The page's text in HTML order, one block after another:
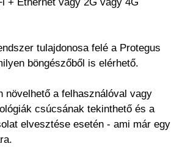
tulajdonosa felé a Protegus
böngészőből is elérhető.
a felhasználóval vagy
csúcsának tekinthető és a
elvesztése esetén - ami már egy